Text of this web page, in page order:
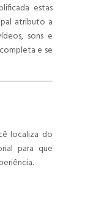
estas
atributo a
sons e
e se
localiza do
para que